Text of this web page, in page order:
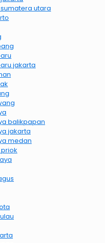
utara
jakarta
balikpapan
jakarta
medan